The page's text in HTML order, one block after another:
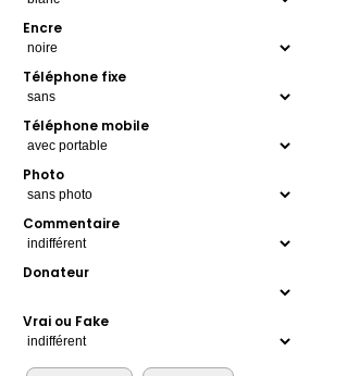
Encre
Téléphone fixe
Téléphone mobile
Photo
Commentaire
Donateur
Vrai ou Fake